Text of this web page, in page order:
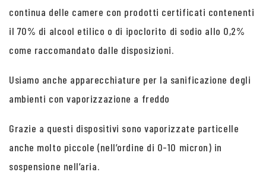
continua delle camere con prodotti certificati contenenti
il 70% di alcool etilico o di ipoclorito di sodio allo 0,2%
come raccomandato dalle disposizioni.
Usiamo anche apparecchiature per la sanificazione degli
ambienti con vaporizzazione a freddo
Grazie a questi dispositivi sono vaporizzate particelle
anche molto piccole (nell’ordine di 0-10 micron) in
sospensione nell’aria.